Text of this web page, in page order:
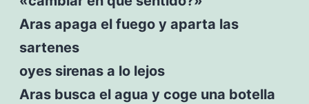
Aras apaga el fuego y aparta las
sartenes
oyes sirenas a lo lejos
Aras busca el agua y coge una botella